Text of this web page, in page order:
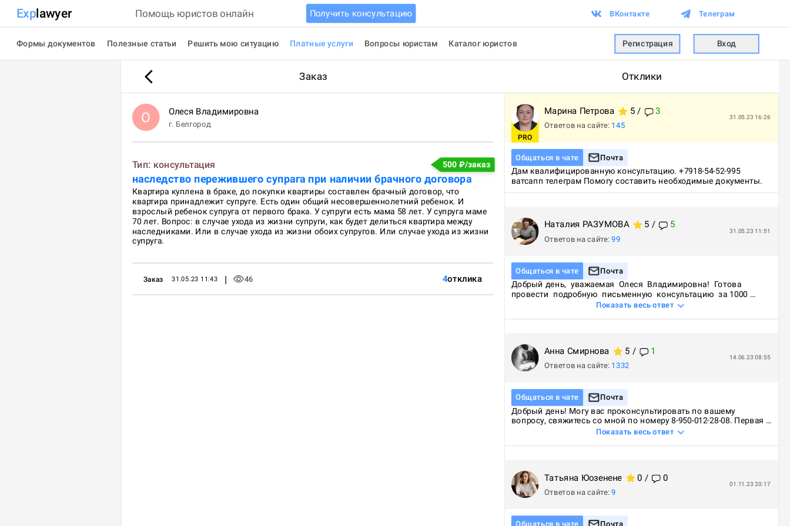
Explawyer Помощь юристов онлайн Получить консультацию ВКонтакте Телеграм
Формы документов Полезные статьи Решить мою ситуацию Платные услуги Вопросы юристам Каталог юристов Регистрация Вход
Заказ
О Олеся Владимировна
г. Белгород
Тип: консультация 500 ₽/заказ
наследство пережившего супрага при наличии брачного договора
Квартира куплена в браке, до покупки квартиры составлен брачный договор, что
квартира принадлежит супруге. Есть один общий несовершеннолетний ребенок. И
взрослый ребенок супруга от первого брака. У супруги есть мама 58 лет. У супруга маме
70 лет. Вопрос: в случае ухода из жизни супруги, как будет делиться квартира между
наследниками. Или в случае ухода из жизни обоих супругов. Или случае ухода из жизни
супруга.
Заказ 31.05.23 11:43 | 46 4отклика
Отклики
PRO
Марина Петрова 5 / 3
Ответов на сайте: 145
31.05.23 16:26
Общаться в чате Почта
Дам квалифицированную консультацию. +7918-54-52-995
ватсапп телеграм Помогу составить необходимые документы.
Наталия РАЗУМОВА 5 / 5
Ответов на сайте: 99
31.05.23 11:51
Общаться в чате Почта
Добрый день,  уважаемая  Олеся  Владимировна!  Готова
провести  подробную  письменную  консультацию  за 1000
Показать весь ответ
Анна Смирнова 5 / 1
Ответов на сайте: 1332
14.06.23 08:55
Общаться в чате Почта
Добрый день! Могу вас проконсультировать по вашему
вопросу, свяжитесь со мной по номеру 8-950-012-28-08. Первая
Консультация бесплатноПоказать весь ответ
Татьяна Юозенене 0 / 0
Ответов на сайте: 9
01.11.23 20:17
Общаться в чате Почта